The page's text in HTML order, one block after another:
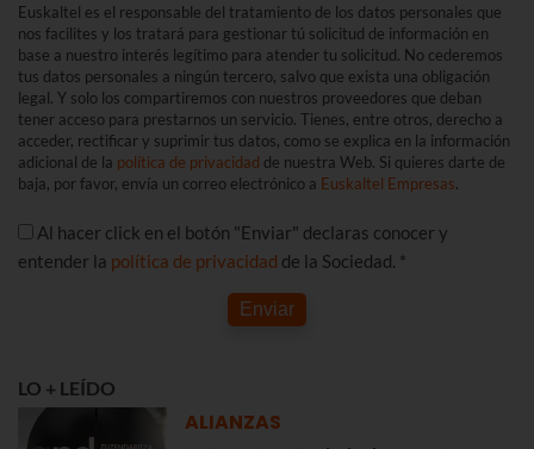
Euskaltel es el responsable del tratamiento de los datos personales que
nos facilites y los tratará para gestionar tú solicitud de información en
base a nuestro interés legítimo para atender tu solicitud. No cederemos
tus datos personales a ningún tercero, salvo que exista una obligación
legal. Y solo los compartiremos con nuestros proveedores que deban
tener acceso para prestarnos un servicio. Tienes, entre otros, derecho a
acceder, rectificar y suprimir tus datos, como se explica en la información
adicional de la política de privacidad de nuestra Web. Si quieres darte de
baja, por favor, envía un correo electrónico a Euskaltel Empresas.
Al hacer click en el botón "Enviar" declaras conocer y
entender la política de privacidad de la Sociedad. *
Enviar
LO + LEÍDO
ALIANZAS